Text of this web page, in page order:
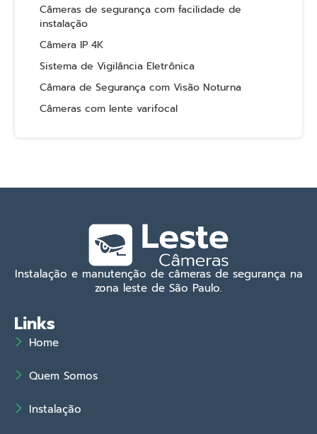
Câmeras de segurança com facilidade de
instalação
Câmera IP 4K
Sistema de Vigilância Eletrônica
Câmara de Segurança com Visão Noturna
Câmeras com lente varifocal
Instalação e manutenção de câmeras de segurança na
zona leste de São Paulo.
Links
Home
Quem Somos
Instalação